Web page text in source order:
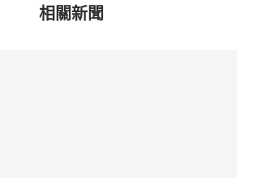
相關新聞